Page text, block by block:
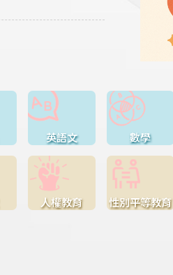
英語文 數學
人權教育 性別平等教育